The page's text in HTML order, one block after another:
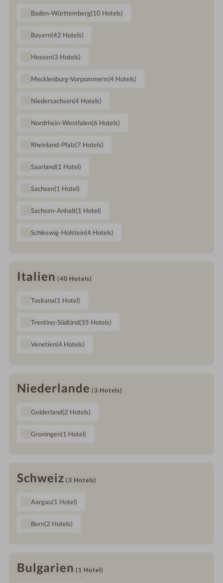
Baden-Württemberg(10 Hotels)
Bayern(42 Hotels)
Hessen(3 Hotels)
Mecklenburg-Vorpommern(4 Hotels)
Niedersachsen(4 Hotels)
Nordrhein-Westfalen(6 Hotels)
Rheinland-Pfalz(7 Hotels)
Saarland(1 Hotel)
Sachsen(1 Hotel)
Sachsen-Anhalt(1 Hotel)
Schleswig-Holstein(4 Hotels)
Italien (40 Hotels)
Toskana(1 Hotel)
Trentino-Südtirol(35 Hotels)
Venetien(4 Hotels)
Niederlande (3 Hotels)
Gelderland(2 Hotels)
Groningen(1 Hotel)
Schweiz (3 Hotels)
Aargau(1 Hotel)
Bern(2 Hotels)
Bulgarien (1 Hotel)